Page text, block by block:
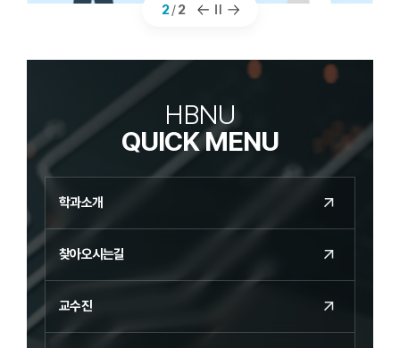
1 / 2
팝
슬
이
드
이
팝
슬
이
드
정
팝
슬
이
드
다
HBNU
QUICK MENU
학과소개
찾아오시는길
교수진